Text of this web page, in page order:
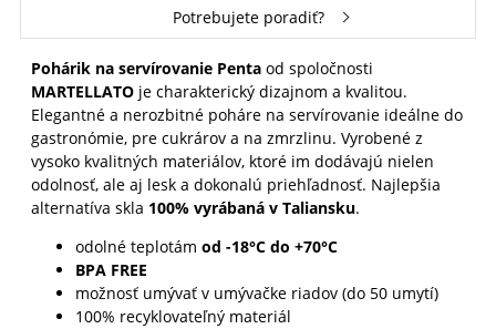
Potrebujete poradiť?
Pohárik na servírovanie Pentaod spoločnosti
MARTELLATO je charakterický dizajnom a kvalitou.
Elegantné a nerozbitné poháre na servírovanie ideálne do
gastronómie, pre cukrárov a na zmrzlinu. Vyrobené z
vysoko kvalitných materiálov, ktoré im dodávajú nielen
odolnosť, ale aj lesk a dokonalú priehľadnosť. Najlepšia
alternatíva skla 100% vyrábaná v Taliansku.
odolné teplotám od -18°C do +70°C
BPA FREE
možnosť umývať v umývačke riadov (do 50 umytí)
100% recyklovateľný materiál